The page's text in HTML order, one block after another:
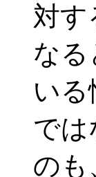
対す
なる
い
では
のも